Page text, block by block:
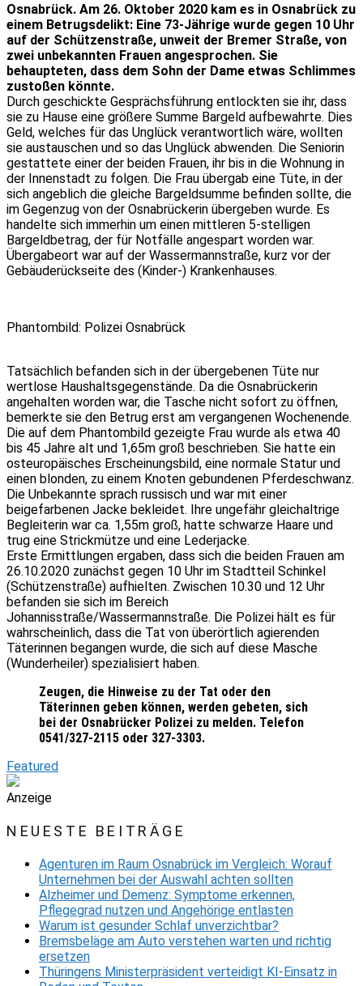
Osnabrück. Am 26. Oktober 2020 kam es in Osnabrück zu
einem Betrugsdelikt: Eine 73-Jährige wurde gegen 10 Uhr
auf der Schützenstraße, unweit der Bremer Straße, von
zwei unbekannten Frauen angesprochen. Sie
behaupteten, dass dem Sohn der Dame etwas Schlimmes
zustoßen könnte.
Durch geschickte Gesprächsführung entlockten sie ihr, dass
sie zu Hause eine größere Summe Bargeld aufbewahrte. Dies
Geld, welches für das Unglück verantwortlich wäre, wollten
sie austauschen und so das Unglück abwenden. Die Seniorin
gestattete einer der beiden Frauen, ihr bis in die Wohnung in
der Innenstadt zu folgen. Die Frau übergab eine Tüte, in der
sich angeblich die gleiche Bargeldsumme befinden sollte, die
im Gegenzug von der Osnabrückerin übergeben wurde. Es
handelte sich immerhin um einen mittleren 5-stelligen
Bargeldbetrag, der für Notfälle angespart worden war.
Übergabeort war auf der Wassermannstraße, kurz vor der
Gebäuderückseite des (Kinder-) Krankenhauses.
Phantombild: Polizei Osnabrück
Tatsächlich befanden sich in der übergebenen Tüte nur
wertlose Haushaltsgegenstände. Da die Osnabrückerin
angehalten worden war, die Tasche nicht sofort zu öffnen,
bemerkte sie den Betrug erst am vergangenen Wochenende.
Die auf dem Phantombild gezeigte Frau wurde als etwa 40
bis 45 Jahre alt und 1,65m groß beschrieben. Sie hatte ein
osteuropäisches Erscheinungsbild, eine normale Statur und
einen blonden, zu einem Knoten gebundenen Pferdeschwanz.
Die Unbekannte sprach russisch und war mit einer
beigefarbenen Jacke bekleidet. Ihre ungefähr gleichaltrige
Begleiterin war ca. 1,55m groß, hatte schwarze Haare und
trug eine Strickmütze und eine Lederjacke.
Erste Ermittlungen ergaben, dass sich die beiden Frauen am
26.10.2020 zunächst gegen 10 Uhr im Stadtteil Schinkel
(Schützenstraße) aufhielten. Zwischen 10.30 und 12 Uhr
befanden sie sich im Bereich
Johannisstraße/Wassermannstraße. Die Polizei hält es für
wahrscheinlich, dass die Tat von überörtlich agierenden
Täterinnen begangen wurde, die sich auf diese Masche
(Wunderheiler) spezialisiert haben.
Zeugen, die Hinweise zu der Tat oder den
Täterinnen geben können, werden gebeten, sich
bei der Osnabrücker Polizei zu melden. Telefon
0541/327-2115 oder 327-3303.
Featured
Anzeige
NEUESTE BEITRÄGE
Agenturen im Raum Osnabrück im Vergleich: Worauf
Unternehmen bei der Auswahl achten sollten
Alzheimer und Demenz: Symptome erkennen,
Pflegegrad nutzen und Angehörige entlasten
Warum ist gesunder Schlaf unverzichtbar?
Bremsbeläge am Auto verstehen warten und richtig
ersetzen
Thüringens Ministerpräsident verteidigt KI-Einsatz in